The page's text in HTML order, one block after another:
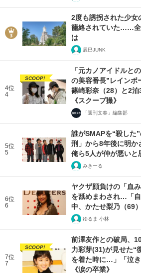
2度も誘拐された少女
籠絡されていた……全
は
辰巳JUNK
4位
4
SCOOP!
「元カノアイドルと
の美容番長”レイン
篠崎彩奈（28）と2
《スクープ撮》
「週刊文春」編集部
5位
5
誰がSMAPを“殺し
刑」から8年後に明か
俺ら5人が仲が悪いと
みきーる
6位
6
ヤクザ顔負けの「血
を舐めまわされ…「
中、かたせ梨乃（69
ゆるま 小林
7位
7
SCOOP!
前澤友作との破局、
力彩芽(31)が見せた“
を着た時に…」「泣き
《涙の卒業》